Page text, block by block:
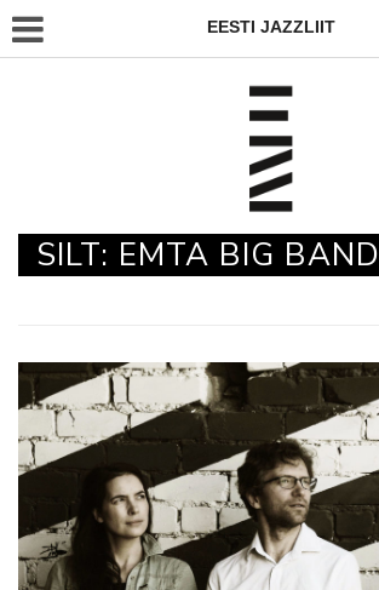
EESTI JAZZLIIT
SILT: EMTA BIG BAND